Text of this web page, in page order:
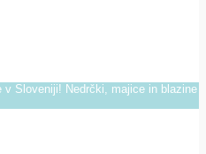
v Sloveniji! Nedrčki, majice in blazine